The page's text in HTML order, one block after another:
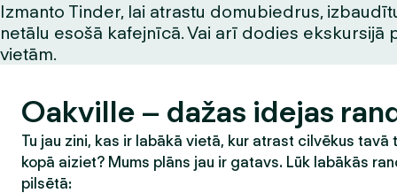
a
Izmanto Tinder, lai atrastu domubiedrus,
netālu esošā kafejnīcā. Vai arī dodies ekskursijā
vietām.
Oakville – dažas idejas
Tu jau zini, kas ir labākā vietā, kur atrast cilvēkus tavā
kopā aiziet? Mums plāns jau ir gatavs. Lūk labākās
pilsētā: